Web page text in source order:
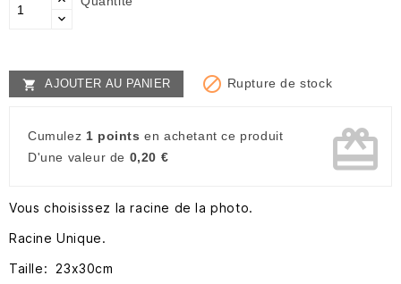
 AJOUTER AU PANIER  Rupture de stock
Cumulez 1 points en achetant ce produit
D'une valeur de 0,20 € card_giftcard
Vous choisissez la racine de la photo.
Racine Unique.
Taille: 23x30cm